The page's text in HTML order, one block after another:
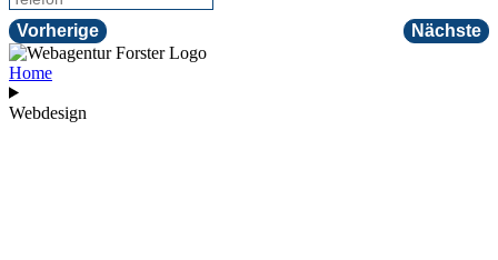
Vorherige Nächste
Home
Webdesign